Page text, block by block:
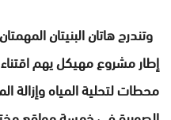
إطار مشروع مهيكل يهم
محطات لتحلية المياه